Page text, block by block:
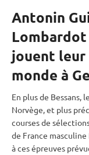
Antonin
jouent leur
monde à
En plus de Bessans,
Norvège, et plus
courses de
de France
à ces épreuves